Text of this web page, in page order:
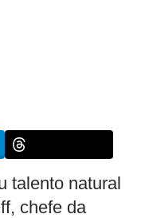
talento natural
chefe da